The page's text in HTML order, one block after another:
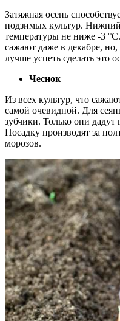
Затяжная осень
подзимых культур.
температуры не ниже -3
сажают даже в декабре,
лучше успеть сделать это
Чеснок
Из всех культур, что
самой очевидной. Для
зубчики. Только они дадут
Посадку производят за
морозов.